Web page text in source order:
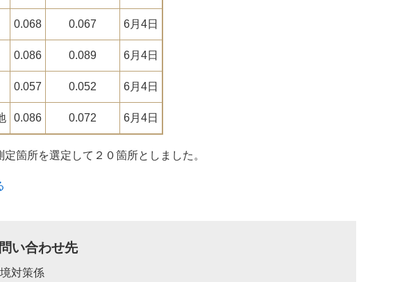
0.068 0.067 6月4日
0.086 0.089 6月4日
0.057 0.052 6月4日
0.086 0.072 6月4日
箇所を選定して２０箇所としました。
い合わせ先
対策係